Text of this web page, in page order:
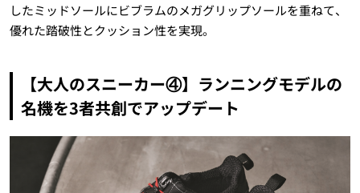
したミッドソールにビブラムのメガグリップソールを重ねて、
優れた踏破性とクッション性を実現。
【大人のスニーカー④】ランニングモデルの
名機を3者共創でアップデート